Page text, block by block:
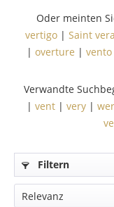
Oder meinten
vertigo| Saint
| overture | vento
Verwandte
| vent| very|
Filtern